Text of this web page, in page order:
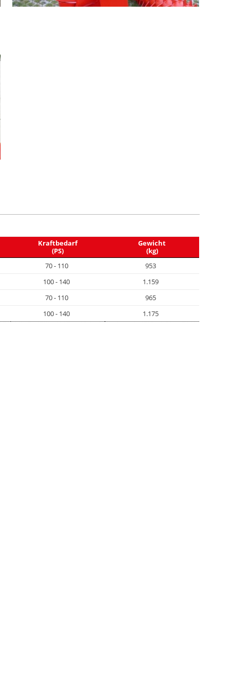
Kraftbedarf
(PS)
Gewicht
(kg)
70 - 110
953
100 - 140
1.159
70 - 110
965
100 - 140 1.175